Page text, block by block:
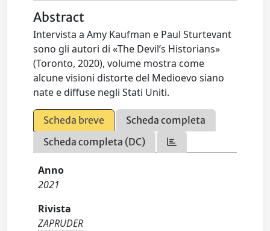
Abstract
Intervista a Amy Kaufman e Paul Sturtevant
sono gli autori di «The Devil’s Historians»
(Toronto, 2020), volume mostra come
alcune visioni distorte del Medioevo siano
nate e diffuse negli Stati Uniti.
Scheda breve
Scheda completa
Scheda completa (DC)
Anno
2021
Rivista
ZAPRUDER